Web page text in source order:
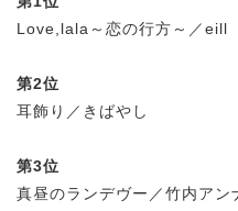
Love,lala～恋の行方～／eill
第2位
耳飾り／きばやし
第3位
真昼のランデヴー／竹内アン